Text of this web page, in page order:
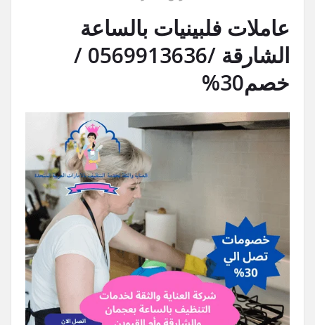
عاملات فلبينيات بالساعة
الشارقة /0569913636 /
خصم30%